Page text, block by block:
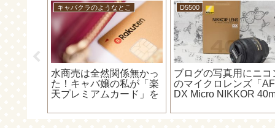
D5500
D5500 18-55 VRII レンズ
キット（赤）をブログの
写真用に買ったから見た
キャバクラのようなとこ
やよいの白色申告
インを使ってみよ
【⑤経費の入力（
った時の入力方法～